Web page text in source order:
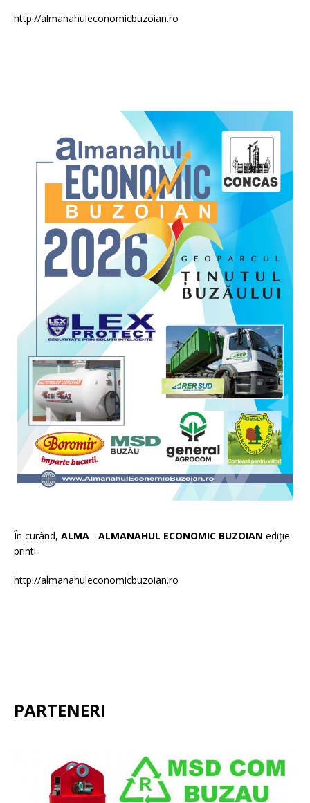
http://almanahuleconomicbuzoian.ro
În curând, ALMA - ALMANAHUL ECONOMIC BUZOIAN ediție
print!
http://almanahuleconomicbuzoian.ro
PARTENERI